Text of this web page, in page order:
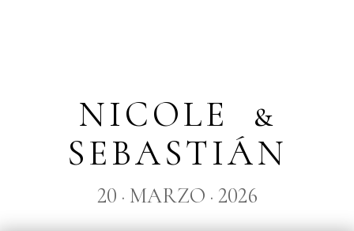
NICOLE &
SEBASTIÁN
20 · MARZO · 2026